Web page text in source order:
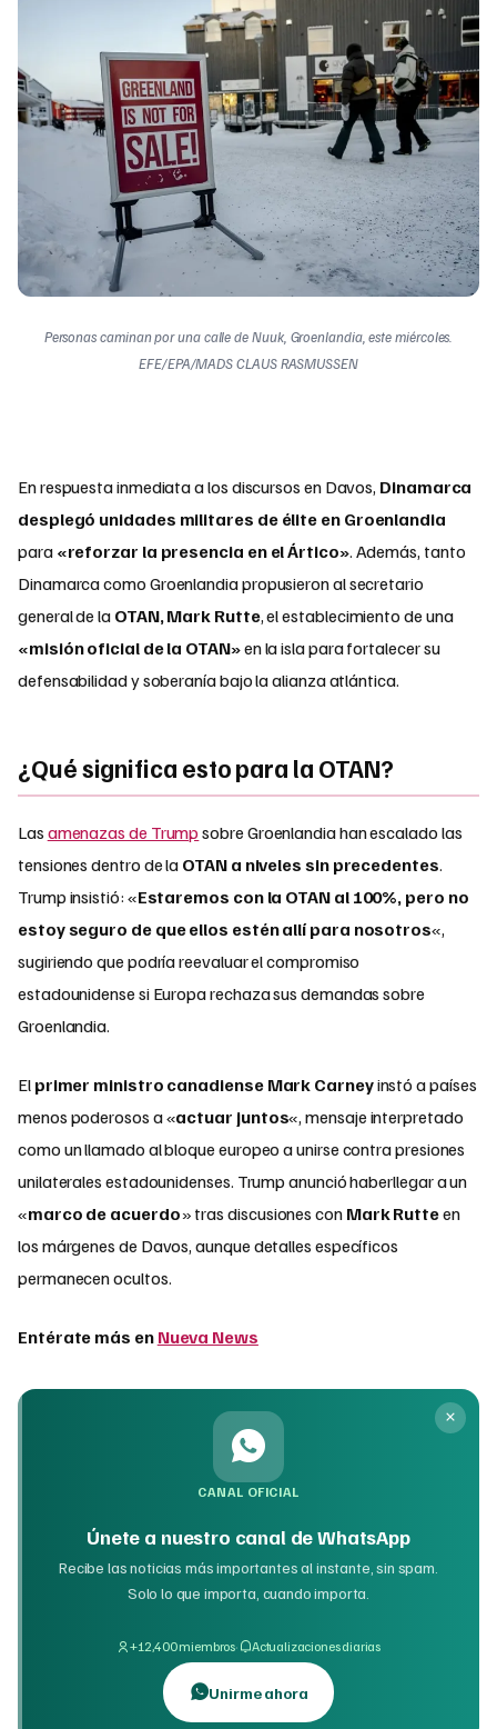
Personas caminan por una calle de Nuuk, Groenlandia, este miércoles.
EFE/EPA/MADS CLAUS RASMUSSEN
En respuesta inmediata a los discursos en Davos, Dinamarca
desplegó unidades militares de élite en Groenlandia
para «reforzar la presencia en el Ártico». Además, tanto
Dinamarca como Groenlandia propusieron al secretario
general de la OTAN, Mark Rutte, el establecimiento de una
«misión oficial de la OTAN»en la isla para fortalecer su
defensabilidad y soberanía bajo la alianza atlántica.
¿Qué significa esto para la OTAN?
Las amenazas de Trump sobre Groenlandia han escalado las
tensiones dentro de la OTAN a niveles sin precedentes.
Trump insistió: «Estaremos con la OTAN al 100%, pero no
estoy seguro de que ellos estén allí para nosotros«,
sugiriendo que podría reevaluar el compromiso
estadounidense si Europa rechaza sus demandas sobre
Groenlandia.
El primer ministro canadiense Mark Carneyinstó a países
menos poderosos a «actuar juntos«, mensaje interpretado
como un llamado al bloque europeo a unirse contra presiones
unilaterales estadounidenses. Trump anunció haberllegar a un
«marco de acuerdo» tras discusiones con Mark Rutteen
los márgenes de Davos, aunque detalles específicos
permanecen ocultos.
Entérate más en Nueva News
CANAL OFICIAL
Únete a nuestro canal de WhatsApp
Recibe las noticias más importantes al instante, sin spam.
Solo lo que importa, cuando importa.
+12,400 miembros· Actualizaciones diarias
Unirme ahora